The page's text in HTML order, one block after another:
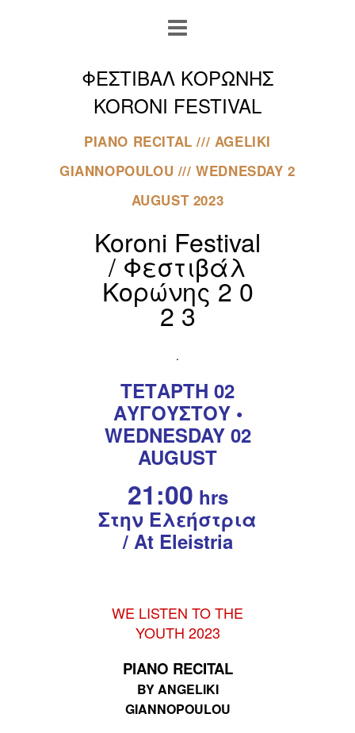
ΦΕΣΤΙΒΑΛ ΚΟΡΩΝΗΣ
KORONI FESTIVAL
PIANO RECITAL /// AGELIKI
GIANNOPOULOU /// WEDNESDAY 2
AUGUST 2023
Koroni Festival
/ Φεστιβάλ
Κορώνης2 0
2 3
.
ΤΕΤΑΡΤΗ 02
ΑΥΓΟΥΣΤΟΥ •
WEDNESDAY 02
AUGUST
21:00 hrs
Στην Ελεήστρια
/ At Eleistria
WE LISTEN TO THE
YOUTH 2023
PIANO RECITAL
BY ANGELIKI
GIANNOPOULOU